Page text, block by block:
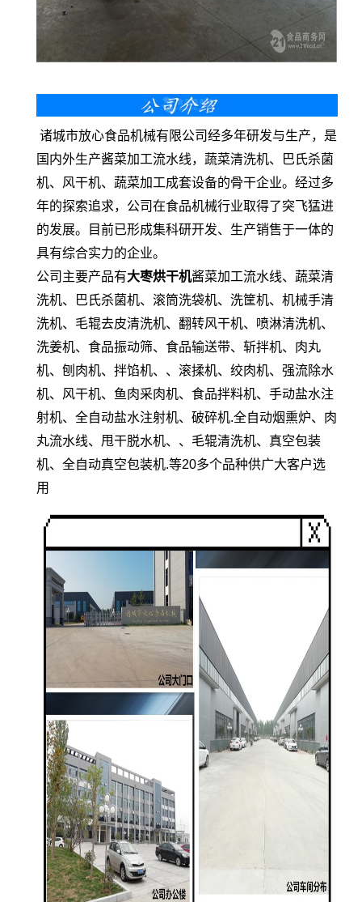
诸城市放心食品机械有限公司经多年研发与生产，是
国内外生产酱菜加工流水线，蔬菜清洗机、巴氏杀菌
机、风干机、蔬菜加工成套设备的骨干企业。经过多
年的探索追求，公司在食品机械行业取得了突飞猛进
的发展。目前已形成集科研开发、生产销售于一体的
具有综合实力的企业。
公司主要产品有大枣烘干机酱菜加工流水线、蔬菜清
洗机、巴氏杀菌机、滚筒洗袋机、洗筐机、机械手清
洗机、毛辊去皮清洗机、翻转风干机、喷淋清洗机、
洗姜机、食品振动筛、食品输送带、斩拌机、肉丸
机、刨肉机、拌馅机、、滚揉机、绞肉机、强流除水
机、风干机、鱼肉采肉机、食品拌料机、手动盐水注
射机、全自动盐水注射机、破碎机.全自动烟熏炉、肉
丸流水线、甩干脱水机、、毛辊清洗机、真空包装
机、全自动真空包装机.等20多个品种供广大客户选
用